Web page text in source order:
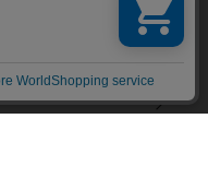
イト改
詳細につ
承諾する